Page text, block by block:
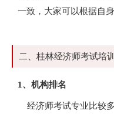
一致，大家可以根据自
二、桂林经济师考试培训
1、机构排名
经济师考试专业比较